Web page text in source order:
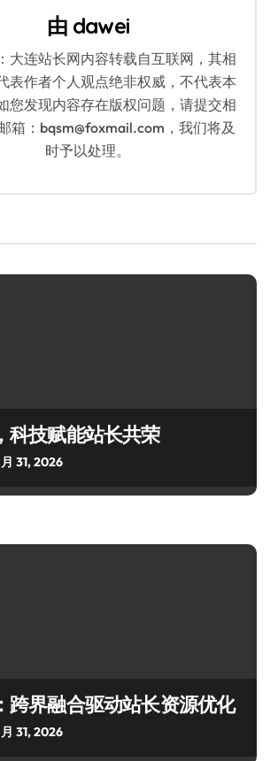
由 dawei
大连站长网内容转载自互联网，其相
表作者个人观点绝非权威，不代表本
您发现内容存在版权问题，请提交相
箱：bqsm@foxmail.com，我们将及
时予以处理。
科技赋能站长共荣
31, 2026
跨界融合驱动站长资源优化
31, 2026